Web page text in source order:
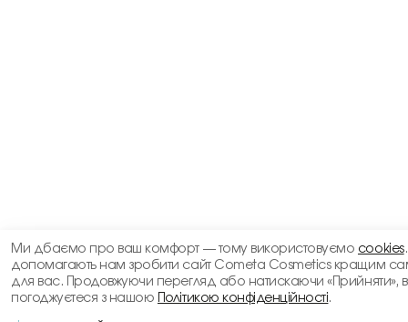
Ми дбаємо про ваш комфорт — тому використовуємо cookies
допомагають нам зробити сайт Cometa Cosmetics кращим
для вас. Продовжуючи перегляд або натискаючи «Прийняти»,
погоджуєтеся з нашою
Політикою конфіденційності.